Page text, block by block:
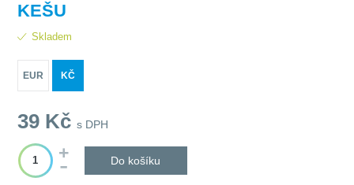
KEŠU
Skladem
EUR KČ
39 Kčs DPH
Do košíku